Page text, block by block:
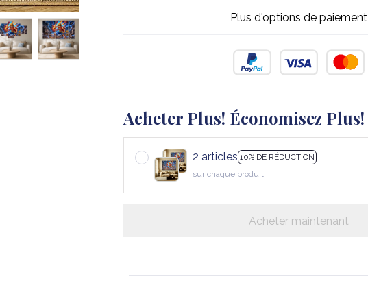
Plus d'options de paiement
Acheter Plus! Économisez Plus!
2 articles 10% DE RÉDUCTION
sur chaque produit
Acheter maintenant